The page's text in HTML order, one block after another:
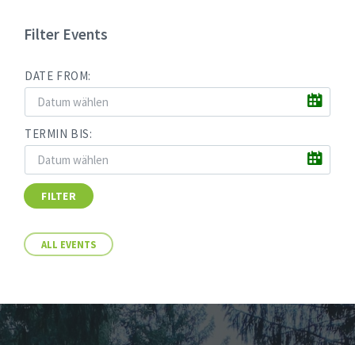
Filter Events
DATE FROM:
TERMIN BIS:
FILTER
ALL EVENTS